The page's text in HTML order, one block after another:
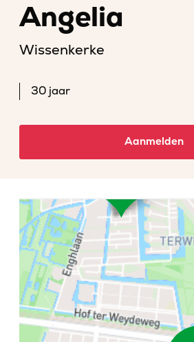
Angelia
Wissenkerke
30 jaar
Aanmelden